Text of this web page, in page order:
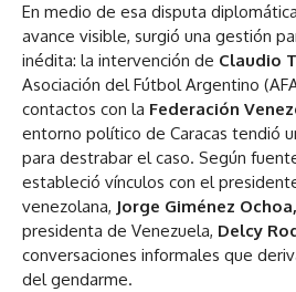
En medio de esa disputa
avance visible, surgió una gestión
inédita: la intervención de Claudio
Asociación del Fútbol Argentino
contactos con la Federación
entorno político de Caracas tendió
para destrabar el caso. Según
estableció vínculos con el
venezolana, Jorge Giménez Ochoa,
presidenta de Venezuela, Delcy
conversaciones informales que
del gendarme.